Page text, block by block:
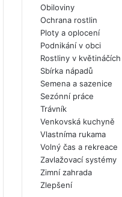
Obiloviny
Ochrana rostlin
Ploty a oplocení
Podnikání v obci
Rostliny v květináčích
Sbírka nápadů
Semena a sazenice
Sezónní práce
Trávník
Venkovská kuchyně
Vlastníma rukama
Volný čas a rekreace
Zavlažovací systémy
Zimní zahrada
Zlepšení